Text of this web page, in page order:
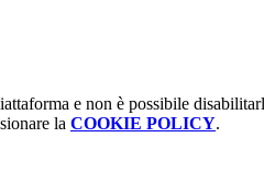
e non è possibile
la COOKIE POLICY.